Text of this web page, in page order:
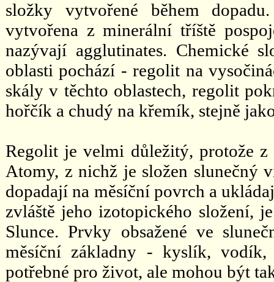
složky vytvořené během
vytvořena z minerální tříště
nazývají agglutinates. Chemické
oblasti pochází - regolit na
skály v těchto oblastech, regolit
hořčík a chudý na křemík, stejně
Regolit je velmi důležitý, protože
Atomy, z nichž je složen slunečný
dopadají na měsíční povrch a
zvláště jeho izotopického složení,
Slunce. Prvky obsažené ve
měsíční základny - kyslík,
potřebné pro život, ale mohou být